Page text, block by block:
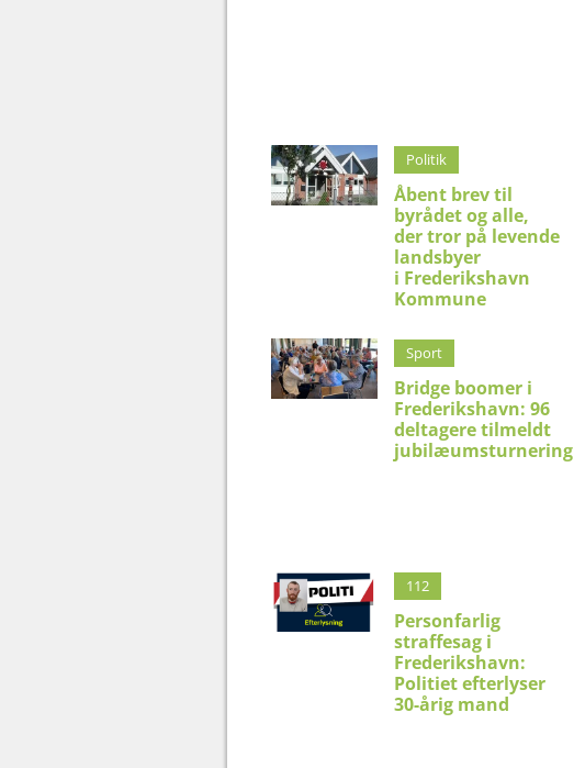
Politik
Åbent brev til
byrådet og alle,
der tror på levende
landsbyer
i Frederikshavn
Kommune
Sport
Bridge boomer i
Frederikshavn: 96
deltagere tilmeldt
jubilæumsturnering
112
Personfarlig
straffesag i
Frederikshavn:
Politiet efterlyser
30-årig mand